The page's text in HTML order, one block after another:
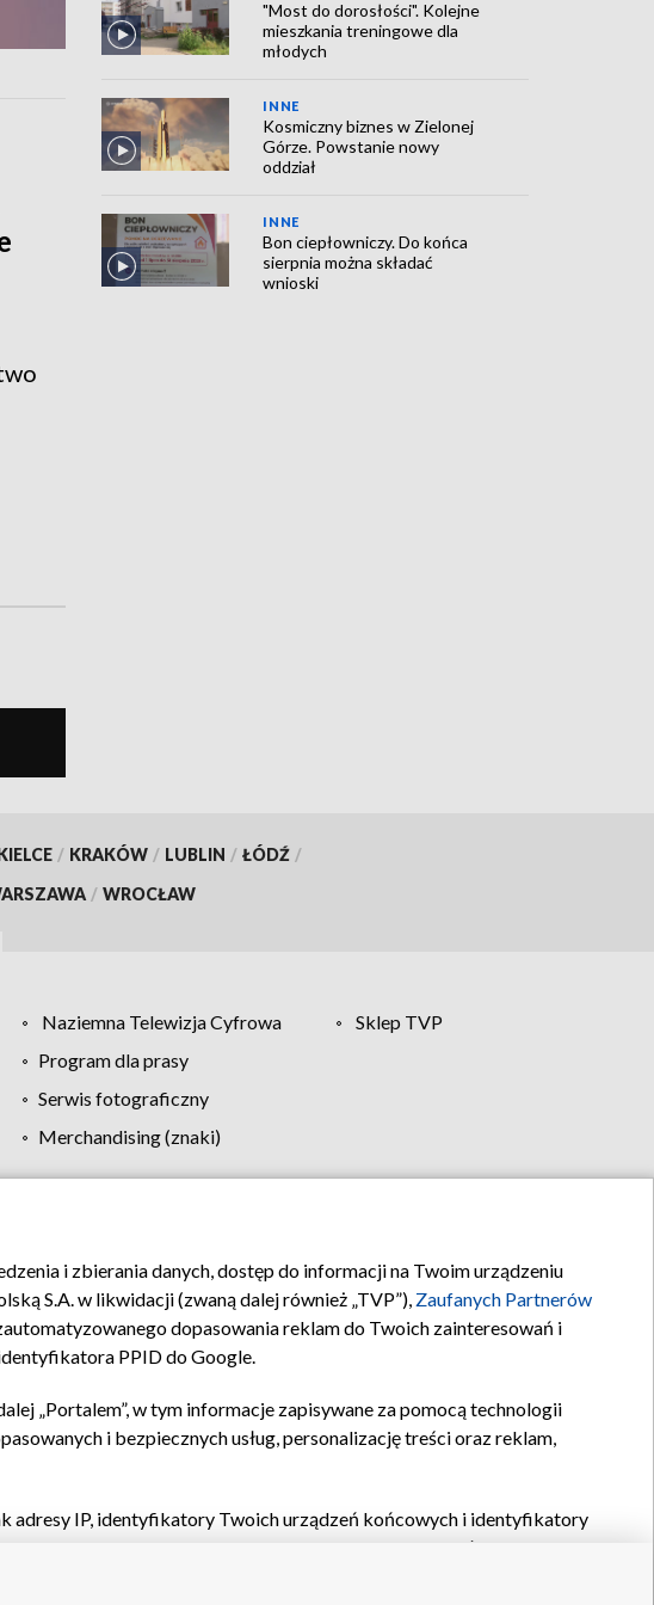
"Most do dorosłości". Kolejne
mieszkania treningowe dla
młodych
INNE
Kosmiczny biznes w Zielonej
Górze. Powstanie nowy
oddział
INNE
Bon ciepłowniczy. Do końca
sierpnia można składać
wnioski
/ KRAKÓW / LUBLIN / ŁÓDŹ /
/ WROCŁAW
Naziemna Telewizja Cyfrowa
Sklep TVP
Program dla prasy
Serwis fotograficzny
Merchandising (znaki)
Biuro reklamy Kontakt
i zbierania danych, dostęp do informacji na Twoim urządzeniu
S.A. w likwidacji (zwaną dalej również „TVP”), Zaufanych Partnerów
dopasowania reklam do Twoich zainteresowań i
PPID do Google.
„Portalem”, w tym informacje zapisywane za pomocą technologii
i bezpiecznych usług, personalizację treści oraz reklam,
adresy IP, identyfikatory Twoich urządzeń końcowych i identyfikatory
oraz pozostałych
nich, wyboru podstawowych reklam, wyboru spersonalizowanych